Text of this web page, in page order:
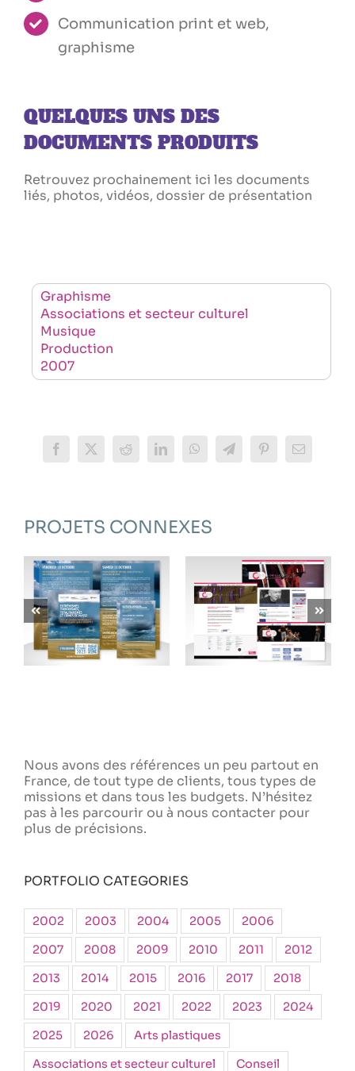
Communication print et web,
graphisme
QUELQUES UNS DES
DOCUMENTS PRODUITS
Retrouvez prochainement ici les documents
liés, photos, vidéos, dossier de présentation
Graphisme
Associations et secteur culturel
Musique
Production
2007
Facebook
X Reddit LinkedInWhatsAppTelegramPinterestEmail
PROJETS CONNEXES
UNISTRA –
SULISOM
CONSERVATOIRE
DU GRAND
AVIGNON
Nous avons des références un peu partout en
France, de tout type de clients, tous types de
missions et dans tous les budgets. N’hésitez
pas à les parcourir ou à nous contacter pour
plus de précisions.
PORTFOLIO CATEGORIES
2002 2003 2004 2005
2006
2007
2008 2009 2010 2011
2012
2013
2014 2015 2016 2017
2018
2019
2020 2021 2022 2023
2024
2025
2026
Arts plastiques
Associations et secteur culturel
Conseil